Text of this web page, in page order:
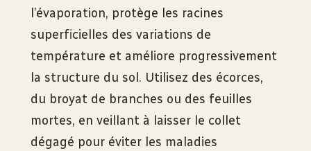
l’évaporation, protège les racines
superficielles des variations de
température et améliore progressivement
la structure du sol. Utilisez des écorces,
du broyat de branches ou des feuilles
mortes, en veillant à laisser le collet
dégagé pour éviter les maladies